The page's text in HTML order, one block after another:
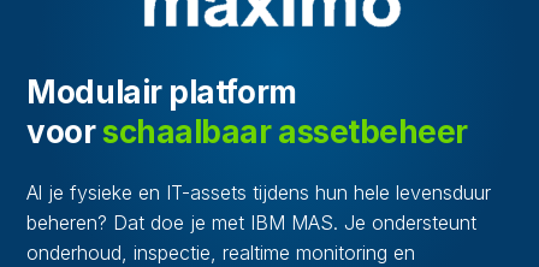
Modulair platform
voorschaalbaar assetbeheer
Al je fysieke en IT-assets tijdens hun hele levensduur
beheren? Dat doe je met IBM MAS. Je ondersteunt
onderhoud, inspectie, realtime monitoring en